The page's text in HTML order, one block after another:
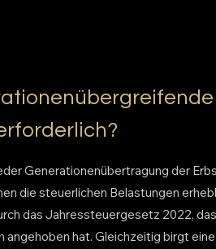
Generationenübertragung der
die steuerlichen Belastungen
das Jahressteuergesetz 2022,
hat. Gleichzeitig birgt